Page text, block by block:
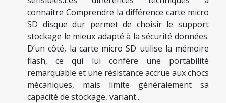
connaître Comprendre la différence carte micro
SD disque dur permet de choisir le support
stockage le mieux adapté à la sécurité données.
D’un côté, la carte micro SD utilise la mémoire
flash, ce qui lui confère une portabilité
remarquable et une résistance accrue aux chocs
mécaniques, mais limite généralement sa
capacité de stockage, variant...